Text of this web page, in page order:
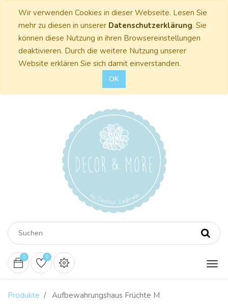
Wir verwenden Cookies in dieser Webseite. Lesen Sie
mehr zu diesen in unserer Datenschutzerklärung. Sie
können diese Nutzung in ihren Browsereinstellungen
deaktivieren. Durch die weitere Nutzung unserer
Website erklären Sie sich damit einverstanden.
OK
0 0
Produkte Aufbewahrungshaus Früchte M